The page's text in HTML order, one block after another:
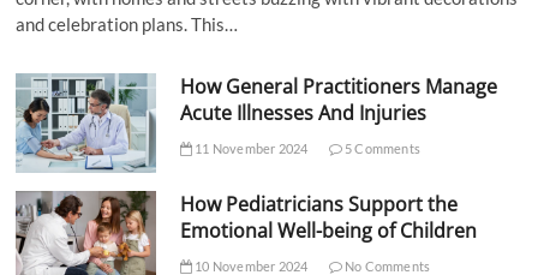
and celebration plans. This…
How General Practitioners Manage
Acute Illnesses And Injuries
11 November 2024 5 Comments
How Pediatricians Support the
Emotional Well-being of Children
10 November 2024 No Comments